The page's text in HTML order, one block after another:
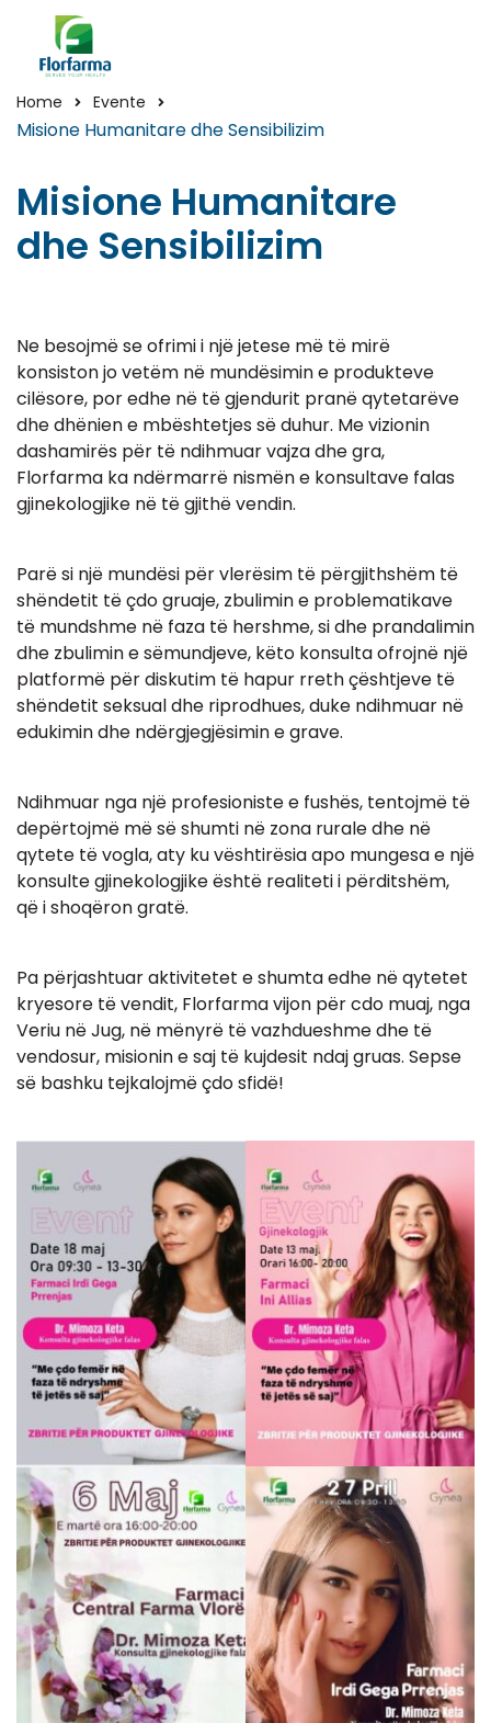
Home Evente
Misione Humanitare dhe Sensibilizim
Misione Humanitare
dhe Sensibilizim
Ne besojmë se ofrimi i një jetese më të mirë
konsiston jo vetëm në mundësimin e produkteve
cilësore, por edhe në të gjendurit pranë qytetarëve
dhe dhënien e mbështetjes së duhur. Me vizionin
dashamirës për të ndihmuar vajza dhe gra,
Florfarma ka ndërmarrë nismën e konsultave falas
gjinekologjike në të gjithë vendin.
Parë si një mundësi për vlerësim të përgjithshëm të
shëndetit të çdo gruaje, zbulimin e problematikave
të mundshme në faza të hershme, si dhe prandalimin
dhe zbulimin e sëmundjeve, këto konsulta ofrojnë një
platformë për diskutim të hapur rreth çështjeve të
shëndetit seksual dhe riprodhues, duke ndihmuar në
edukimin dhe ndërgjegjësimin e grave.
Ndihmuar nga një profesioniste e fushës, tentojmë të
depërtojmë më së shumti në zona rurale dhe në
qytete të vogla, aty ku vështirësia apo mungesa e një
konsulte gjinekologjike është realiteti i përditshëm,
që i shoqëron gratë.
Pa përjashtuar aktivitetet e shumta edhe në qytetet
kryesore të vendit, Florfarma vijon për cdo muaj, nga
Veriu në Jug, në mënyrë të vazhdueshme dhe të
vendosur, misionin e saj të kujdesit ndaj gruas. Sepse
së bashku tejkalojmë çdo sfidë!